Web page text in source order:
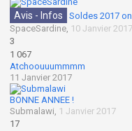
Avis - Infos
Soldes 2017
SpaceSardine, 10 Janvier 2017
3
1 067
Atchoouuummmm
11 Janvier 2017
BONNE ANNEE !
Submalawi, 1 Janvier 2017
17